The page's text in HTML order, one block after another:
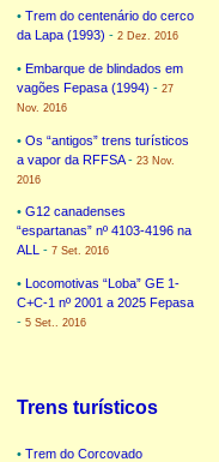
• Trem do centenário do cerco
da Lapa (1993) - 2 Dez. 2016
• Embarque de blindados em
vagões Fepasa (1994) - 27
Nov. 2016
• Os “antigos” trens turísticos
a vapor da RFFSA- 23 Nov.
2016
• G12 canadenses
“espartanas” nº 4103-4196 na
ALL
- 7 Set. 2016
• Locomotivas “Loba” GE 1-
C+C-1 nº 2001 a 2025 Fepasa
- 5 Set.. 2016
Trens turísticos
• Trem do Corcovado